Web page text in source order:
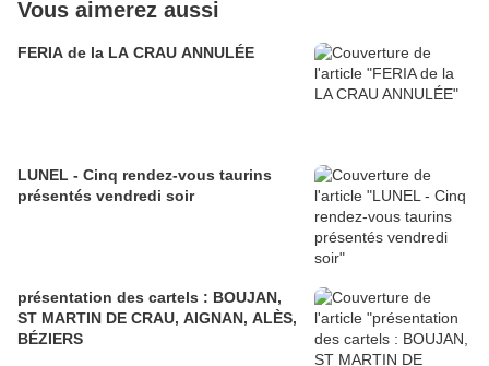
Vous aimerez aussi
FERIA de la LA CRAU ANNULÉE
LUNEL - Cinq rendez-vous taurins
présentés vendredi soir
présentation des cartels : BOUJAN,
ST MARTIN DE CRAU, AIGNAN, ALÈS,
BÉZIERS